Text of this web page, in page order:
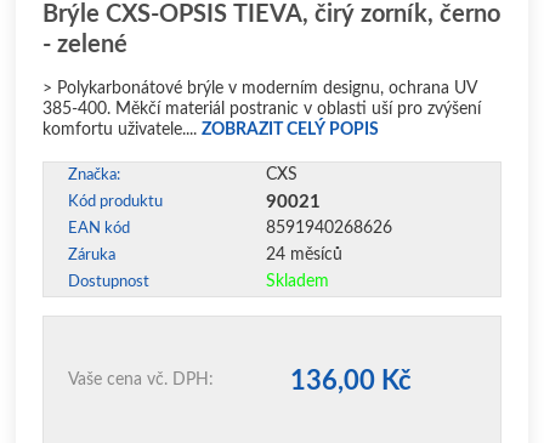
Brýle CXS-OPSIS TIEVA, čirý zorník, černo
- zelené
> Polykarbonátové brýle v moderním designu, ochrana UV
385-400. Měkčí materiál postranic v oblasti uší pro zvýšení
komfortu uživatele.... ZOBRAZIT CELÝ POPIS
Značka: CXS
Kód produktu 90021
EAN kód 8591940268626
Záruka 24 měsíců
Dostupnost Skladem
Vaše cena vč. DPH: 136,00 Kč